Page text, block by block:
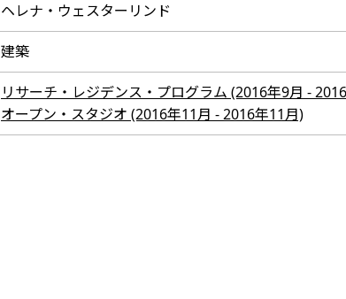
ヘレナ・ウェスターリンド
建築
リサーチ・レジデンス・プログラム (2016年9月 -
オープン・スタジオ (2016年11月 - 2016年11月)